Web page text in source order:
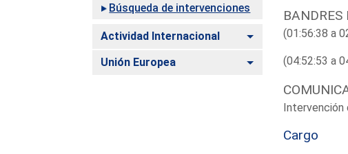
Búsqueda de intervenciones
Actividad Internacional Alternar
Unión Europea Alternar
(01:56:38 a
(04:52:53 a
Cargo